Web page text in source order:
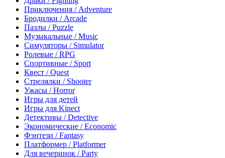
Приключения / Adventure
Бродилки / Arcade
Пазлы / Puzzle
Музыкальные / Music
Симуляторы / Simulator
Ролевые / RPG
Спортивные / Sport
Квест / Quest
Стрелялки / Shooter
Ужасы / Horror
Игры для детей
Игры для Kinect
Детективы / Detective
Экономические / Economic
Фэнтези / Fantasy
Платформер / Platformer
Для вечеринок / Party